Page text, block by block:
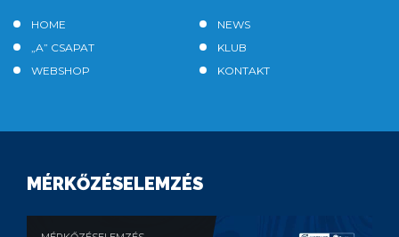
HOME
NEWS
„A” CSAPAT
KLUB
WEBSHOP
KONTAKT
MÉRKŐZÉSELEMZÉS